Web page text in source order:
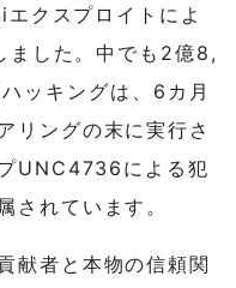
クスプロイトによ
した。中でも2億8,
キングは、6カ月
リングの末に実行さ
UNC4736による犯
されています。
献者と本物の信頼関